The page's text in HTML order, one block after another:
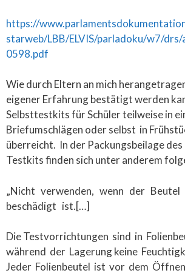
https://
starweb/LBB/ELVIS/parladoku/w7/
0598.pdf
Wie durch Eltern an mich
eigener Erfahrung bestätigt werden
Selbsttestkits für Schüler teilweise in
Briefumschlägen oder selbst in
überreicht. In der Packungsbeilage des
Testkits finden sich unter anderem
„Nicht verwenden, wenn der
beschädigt ist.[…]
Die Testvorrichtungen sind in
während der Lagerung keine
Jeder Folienbeutel ist vor dem